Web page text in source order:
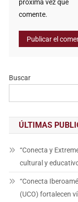
próxima vez que
comente.
Buscar
ÚLTIMAS
“Conecta y
cultural y
“Conecta
(UCO) fortalecen